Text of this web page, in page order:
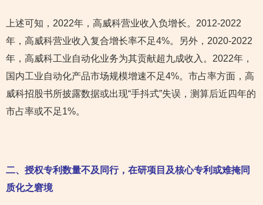
上述可知，2022年，高威科营业收入负增长。2012-2022
年，高威科营业收入复合增长率不足4%。另外，2020-2022
年，高威科工业自动化业务为其贡献超九成收入。2022年，
国内工业自动化产品市场规模增速不足4%。市占率方面，高
威科招股书所披露数据或出现“手抖式”失误，测算后近四年的
市占率或不足1%。
二、授权专利数量不及同行，在研项目及核心专利或难掩同
质化之窘境